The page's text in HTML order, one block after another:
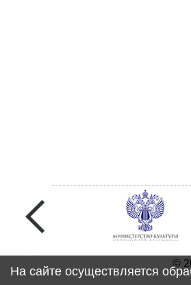
©
На сайте осуществляется